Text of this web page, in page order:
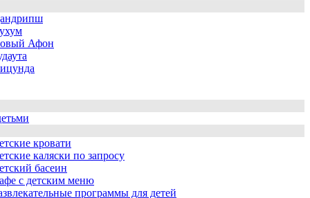
Афон
кровати
каляски по запросу
басеин
с детским меню
программы для детей